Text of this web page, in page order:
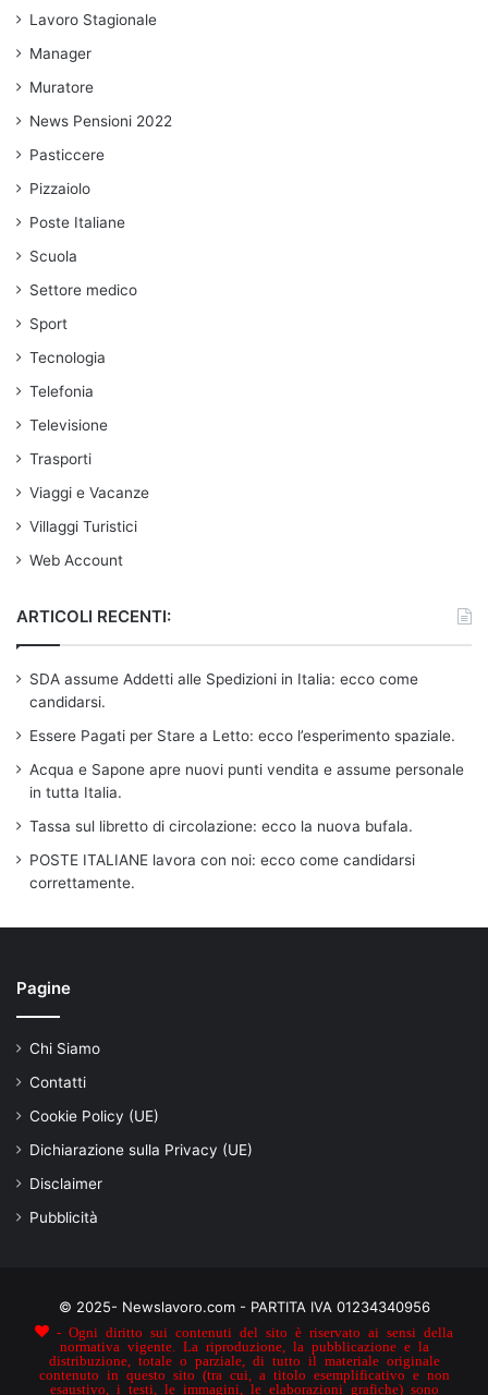
Lavoro Stagionale
Manager
Muratore
News Pensioni 2022
Pasticcere
Pizzaiolo
Poste Italiane
Scuola
Settore medico
Sport
Tecnologia
Telefonia
Televisione
Trasporti
Viaggi e Vacanze
Villaggi Turistici
Web Account
ARTICOLI RECENTI:
SDA assume Addetti alle Spedizioni in Italia: ecco come
candidarsi.
Essere Pagati per Stare a Letto: ecco l’esperimento spaziale.
Acqua e Sapone apre nuovi punti vendita e assume personale
in tutta Italia.
Tassa sul libretto di circolazione: ecco la nuova bufala.
POSTE ITALIANE lavora con noi: ecco come candidarsi
correttamente.
Pagine
Chi Siamo
Contatti
Cookie Policy (UE)
Dichiarazione sulla Privacy (UE)
Disclaimer
Pubblicità
© 2025- Newslavoro.com - PARTITA IVA 01234340956
- Ogni diritto sui contenuti del sito è riservato ai sensi della
normativa vigente. La riproduzione, la pubblicazione e la
distribuzione, totale o parziale, di tutto il materiale originale
contenuto in questo sito (tra cui, a titolo esemplificativo e non
esaustivo, i testi, le immagini, le elaborazioni grafiche) sono